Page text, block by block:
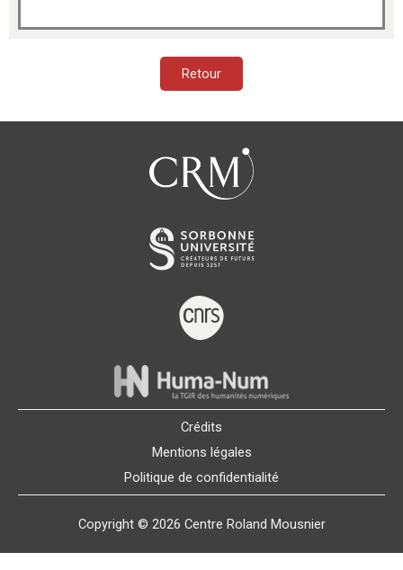
Retour
Crédits
Mentions légales
Politique de confidentialité
Copyright © 2026 Centre Roland Mousnier